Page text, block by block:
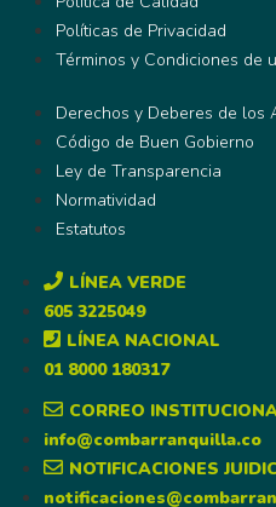
Políticas de Privacidad
Términos y Condiciones de
Derechos y Deberes de los
Código de Buen Gobierno
Ley de Transparencia
Normatividad
Estatutos
LÍNEA VERDE
605 3225049
LÍNEA NACIONAL
01 8000 180317
CORREO
info@combarranquilla.co
NOTIFICACIONES